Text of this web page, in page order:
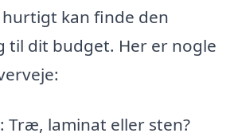
kan finde den
til dit budget. Her er nogle
Træ, laminat eller sten?